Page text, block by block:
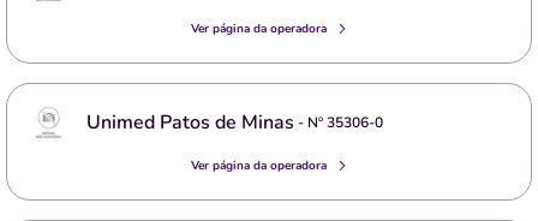
Ver página da operadora
Unimed Patos de Minas - Nº35306-0
Ver página da operadora